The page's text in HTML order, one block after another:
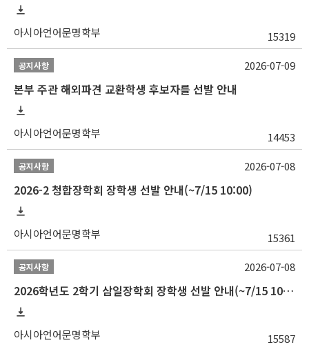
아시아언어문명학부 15319
공지사항
본부 주관 해외파견 교환학생 후보자를 선발 안내
아시아언어문명학부 14453
2026-07-09
공지사항
2026-2 청합장학회 장학생 선발 안내(~7/15 10:00)
아시아언어문명학부 15361
2026-07-08
공지사항
2026학년도 2학기 삼일장학회 장학생 선발 안내(~7/15 10:00)
아시아언어문명학부 15587
2026-07-08